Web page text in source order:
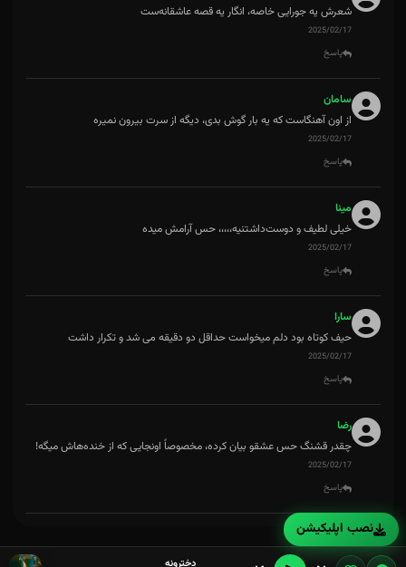
شعرش یه جورایی خاصه، انگار یه قصه عاشقانه‌ست
2025/02/17
پاسخ
سامان
از اون آهنگاست که یه بار گوش بدی، دیگه از سرت بیرون نمیره
2025/02/17
پاسخ
مینا
خیلی لطیف و دوست‌داشتنیه،،،،، حس آرامش میده
2025/02/17
پاسخ
سارا
حیف کوتاه بود دلم میخواست حداقل دو دقیقه می شد و تکرار داشت
2025/02/17
پاسخ
رضا
چقدر قشنگ حس عشقو بیان کرده، مخصوصاً اونجایی که از خنده‌هاش میگه!
2025/02/17
پاسخ
دخترونه
نصب اپلیکیشن